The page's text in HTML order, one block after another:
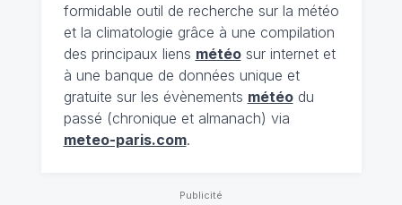
formidable outil de recherche sur la météo
et la climatologie grâce à une compilation
des principaux liens météosur internet et
à une banque de données unique et
gratuite sur les évènements météodu
passé (chronique et almanach) via
meteo-paris.com.